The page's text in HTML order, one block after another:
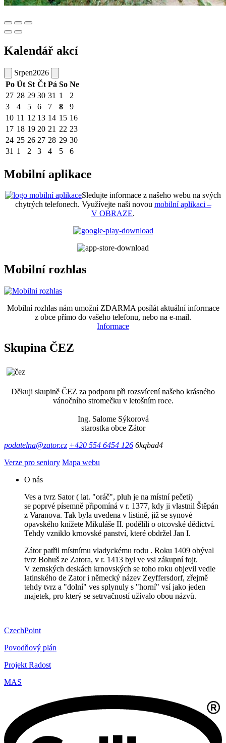
Kalendář akcí
Srpen2026
Po Út St Čt Pá So Ne
27 28 29 30 31 1
2
3
4 5 6 7 8
9
10 11 12 13 14 15 16
17 18 19 20 21 22 23
24 25 26 27 28 29 30
31 1 2 3 4 5 6
Mobilní aplikace
Sledujte informace z našeho webu na svých
chytrých telefonech. Využívejte naši novou mobilní aplikaci –
V OBRAZE.
Mobilní rozhlas
Mobilní rozhlas nám umožní ZDARMA posílát aktuální informace
z obce přímo do vašeho telefonu, nebo na e-mail.
Informace
Skupina ČEZ
Děkuji skupině ČEZ za podporu při rozsvícení našeho krásného
vánočního stromečku v letošním roce.
Ing. Salome Sýkorová
starostka obce Zátor
podatelna@zator.cz +420 554 6454 126 6kqbad4
Verze pro seniory Mapa webu
O nás
Ves a tvrz Sator ( lat. "oráč", pluh je na místní pečeti)
se poprvé písemně připomíná v r. 1377, kdy ji vlastnil Štěpán
z Varanova. Tak byla uvedena v listině, již se synové
opavského knížete Mikuláše II. podělili o otcovské dědictví.
Tehdy vzniklo krnovské panství, které obdržel Jan I.
Zátor patřil místnímu vladyckému rodu . Roku 1409 obýval
tvrz Bohuš ze Zatora, v r. 1413 byl ve vsi zákupní fojt.
V zemských deskách krnovských se toho roku objevil vedle
latinského de Zator i německý název Zeyffersdorf, zřejmě
tehdy tvrz a "dolní" ves splynuly s "horní" vsí jako jeden
majetek, pro který se setrvačností užívalo obou názvů.
CzechPoint
Povodňový plán
Projekt Radost
MAS